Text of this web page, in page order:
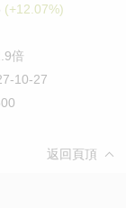
(+12.07%)
倍
10-27
返回頁頂